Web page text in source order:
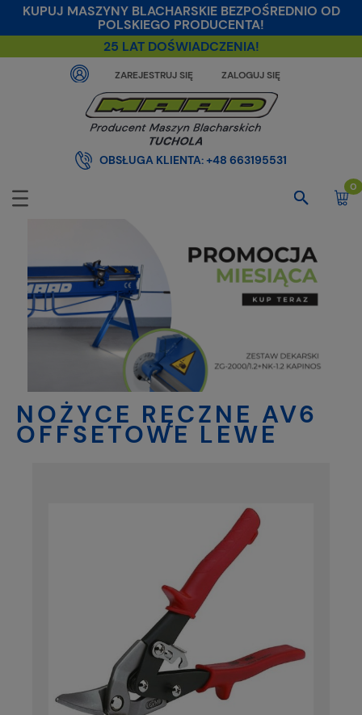
KUPUJ MASZYNY BLACHARSKIE BEZPOŚREDNIO OD
POLSKIEGO PRODUCENTA!
25 LAT DOŚWIADCZENIA!
ZAREJESTRUJ SIĘ ZALOGUJ SIĘ
OBSŁUGA KLIENTA:+48 663195531
NOŻYCE RĘCZNE AV6
OFFSETOWE LEWE